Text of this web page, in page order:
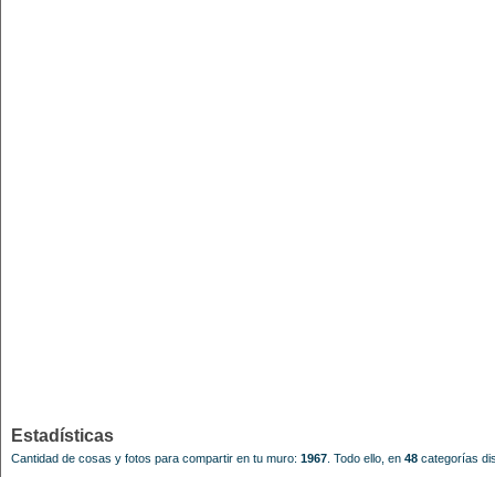
Estadísticas
Cantidad de cosas y fotos para compartir en tu muro: 1967 Todo ello, en 48 categorías